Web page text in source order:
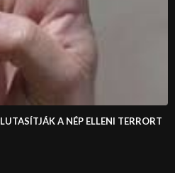
A NÉP ELLENI TERRORT